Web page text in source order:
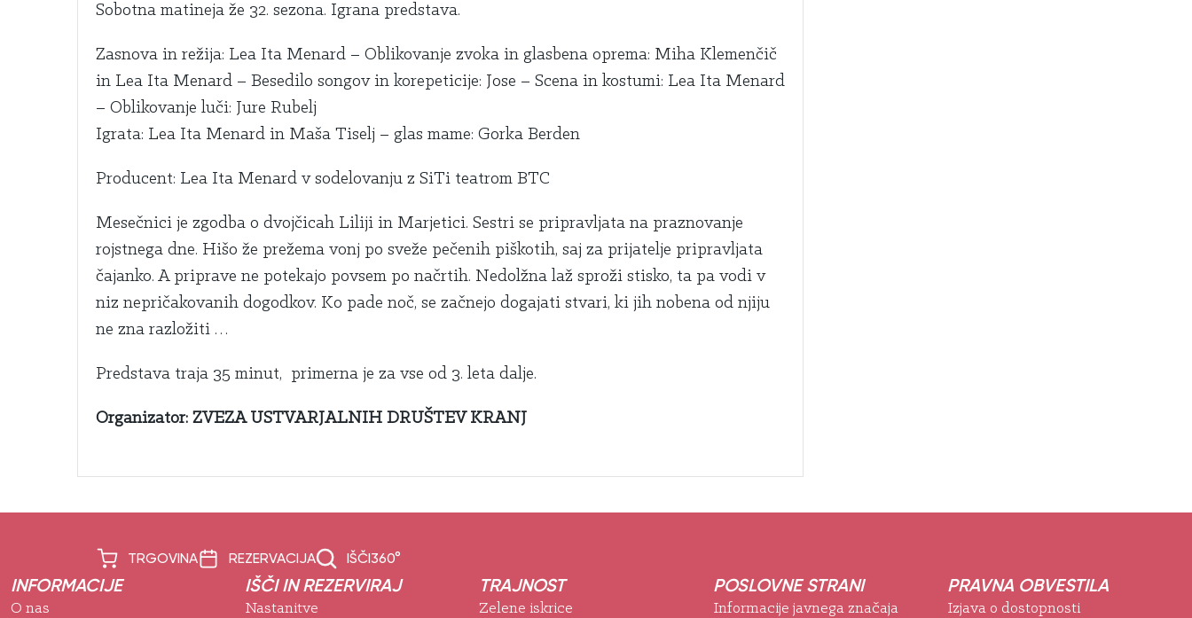
Sobotna matineja že 32. sezona. Igrana predstava.
Zasnova in režija: Lea Ita Menard – Oblikovanje zvoka in glasbena oprema: Miha Klemenčič
in Lea Ita Menard – Besedilo songov in korepeticije: Jose – Scena in kostumi: Lea Ita Menard
– Oblikovanje luči: Jure Rubelj
Igrata: Lea Ita Menard in Maša Tiselj – glas mame: Gorka Berden
Producent: Lea Ita Menard v sodelovanju z SiTi teatrom BTC
Mesečnici je zgodba o dvojčicah Liliji in Marjetici. Sestri se pripravljata na praznovanje
rojstnega dne. Hišo že prežema vonj po sveže pečenih piškotih, saj za prijatelje pripravljata
čajanko. A priprave ne potekajo povsem po načrtih. Nedolžna laž sproži stisko, ta pa vodi v
niz nepričakovanih dogodkov. Ko pade noč, se začnejo dogajati stvari, ki jih nobena od njiju
ne zna razložiti …
Predstava traja 35 minut, primerna je za vse od 3. leta dalje.
Organizator: ZVEZA USTVARJALNIH DRUŠTEV KRANJ
TRGOVINA REZERVACIJA IŠČI360°
INFORMACIJE
O nas
IŠČI IN REZERVIRAJ
Nastanitve
TRAJNOST
Zelene iskrice
POSLOVNE STRANI
Informacije javnega značaja
PRAVNA OBVESTILA
Izjava o dostopnosti